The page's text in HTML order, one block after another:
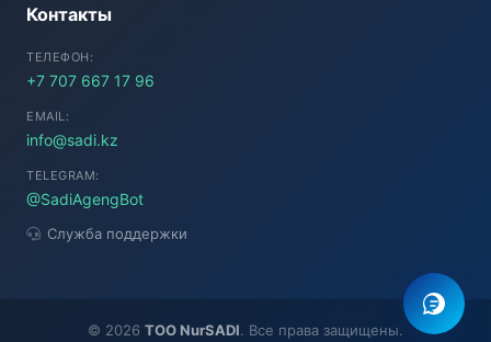
Контакты
ТЕЛЕФОН:
+7 707 667 17 96
EMAIL:
info@sadi.kz
TELEGRAM:
@SadiAgengBot
Служба поддержки
© 2026 TOO NurSADI. Все права защищены.